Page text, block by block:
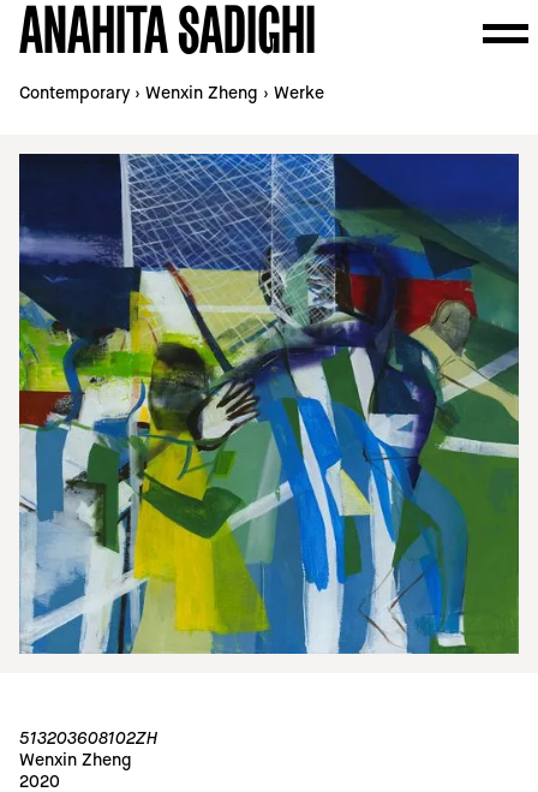
ANAHITA SADIGHI
Contemporary › Wenxin Zheng › Werke
513203608102ZH
Wenxin Zheng
2020